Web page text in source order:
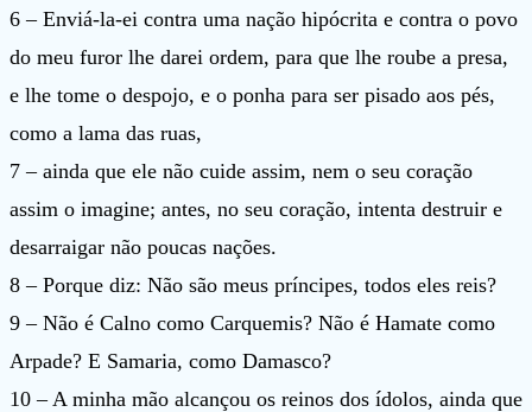
6 – Enviá-la-ei contra uma nação hipócrita e contra o povo
do meu furor lhe darei ordem, para que lhe roube a presa,
e lhe tome o despojo, e o ponha para ser pisado aos pés,
como a lama das ruas,
7 – ainda que ele não cuide assim, nem o seu coração
assim o imagine; antes, no seu coração, intenta destruir e
desarraigar não poucas nações.
8 – Porque diz: Não são meus príncipes, todos eles reis?
9 – Não é Calno como Carquemis? Não é Hamate como
Arpade? E Samaria, como Damasco?
10 – A minha mão alcançou os reinos dos ídolos, ainda que